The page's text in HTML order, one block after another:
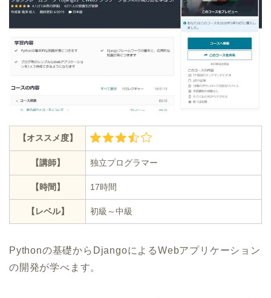
【オススメ度】
【講師】 独立プログラマー
【時間】 17時間
【レベル】 初級～中級
Pythonの基礎からDjangoによるWebアプリケーション
の開発が学べます。